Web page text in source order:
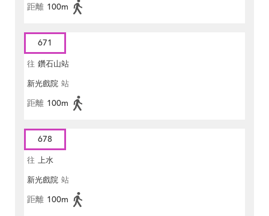
距離 100m
671
往 鑽石山站
新光戲院 站
距離 100m
678
往 上水
新光戲院 站
距離 100m